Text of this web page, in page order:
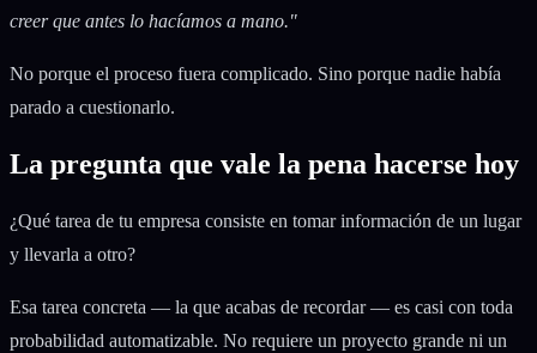
creer que antes lo hacíamos a mano."
No porque el proceso fuera complicado. Sino porque nadie había
parado a cuestionarlo.
La pregunta que vale la pena hacerse hoy
¿Qué tarea de tu empresa consiste en tomar información de un lugar
y llevarla a otro?
Esa tarea concreta — la que acabas de recordar — es casi con toda
probabilidad automatizable. No requiere un proyecto grande ni un